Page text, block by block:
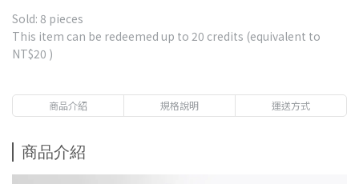
Sold: 8 pieces
This item can be redeemed up to 20 credits (equivalent to
NT$20 )
商品介紹 規格說明 運送方式
商品介紹